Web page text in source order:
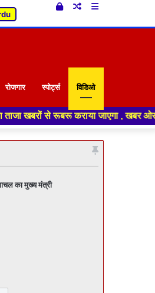
Sidebar
Random
Log
रोजगार स्पोर्ट्स विडिओ
कराया जाएगा , खबर ओर विज्ञापन
का मुख्य मंत्री